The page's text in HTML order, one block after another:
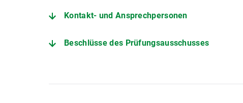
Kontakt- und Ansprechpersonen
Beschlüsse des Prüfungsausschusses